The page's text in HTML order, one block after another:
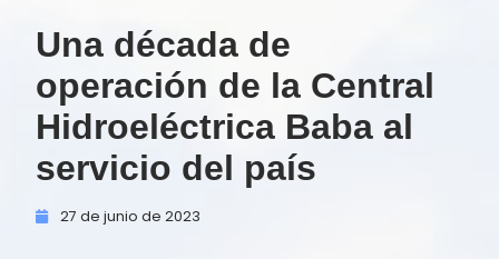
Una década de
operación de la Central
Hidroeléctrica Baba al
servicio del país
27 de junio de 2023